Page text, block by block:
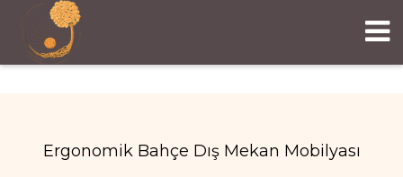
Ergonomik Bahçe Dış Mekan Mobilyası